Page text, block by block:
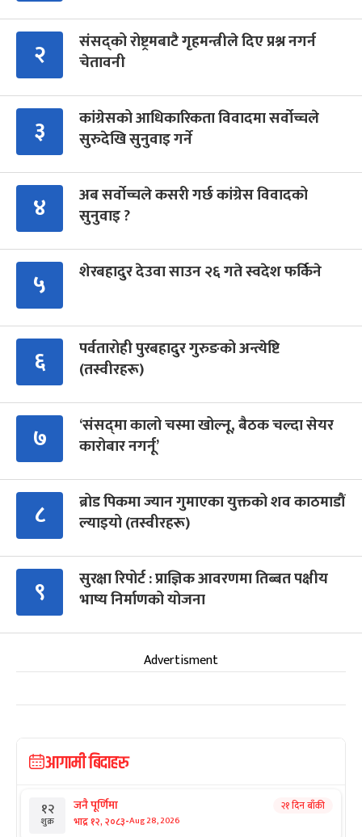
२
संसद्को रोष्ट्रमबाटै गृहमन्त्रीले दिए प्रश्न नगर्न
चेतावनी
३
कांग्रेसको आधिकारिकता विवादमा सर्वोच्चले
सुरुदेखि सुनुवाइ गर्ने
४
अब सर्वोच्चले कसरी गर्छ कांग्रेस विवादको
सुनुवाइ ?
५ शेरबहादुर देउवा साउन २६ गते स्वदेश फर्किने
६
पर्वतारोही पुरबहादुर गुरुङको अन्त्येष्टि
(तस्वीरहरू)
७
‘संसद्‍मा कालो चस्मा खोल्नू, बैठक चल्दा सेयर
कारोबार नगर्नू’
८
ब्रोड पिकमा ज्यान गुमाएका युक्तको शव काठमाडौं
ल्याइयो (तस्वीरहरू)
९
सुरक्षा रिपोर्ट : प्राज्ञिक आवरणमा तिब्बत पक्षीय
भाष्य निर्माणको योजना
Advertisment
आगामी बिदाहरु
१२
शुक्र
जनै पूर्णिमा
भाद्र १२, २०८३-Aug 28, 2026
२१ दिन बाँकी